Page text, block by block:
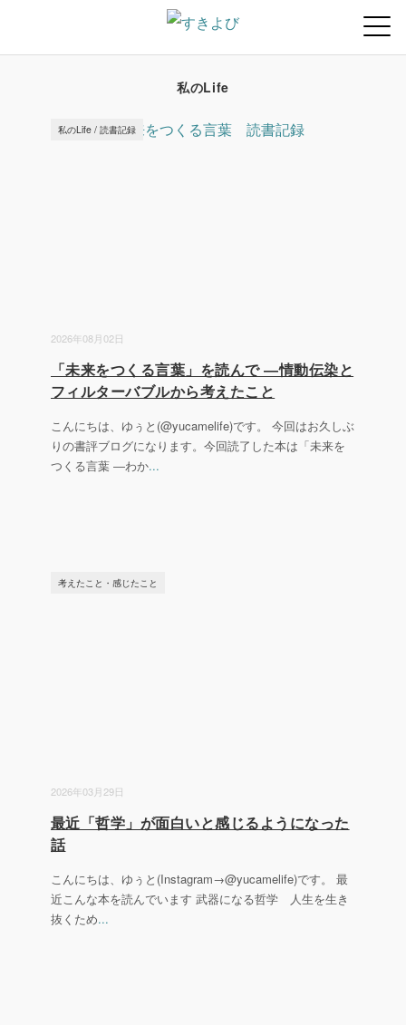
私のLife
2026年08月02日
私のLife / 読書記録
「未来をつくる言葉」を読んで ―情動伝染と
フィルターバブルから考えたこと
こんにちは、ゆぅと(@yucamelife)です。 今回はお久しぶ
りの書評ブログになります。今回読了した本は「未来を
つくる言葉 ―わか...
2026年03月29日
考えたこと・感じたこと
最近「哲学」が面白いと感じるようになった
話
こんにちは、ゆぅと(Instagram→@yucamelife)です。 最
近こんな本を読んでいます 武器になる哲学 人生を生き
抜くため...